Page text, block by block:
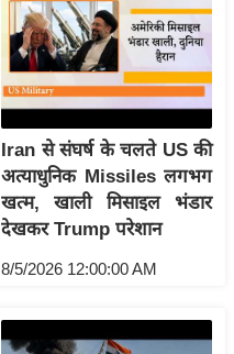
Iran से संघर्ष के चलते US की
अत्याधुनिक Missiles लगभग
खत्म, खाली मिसाइल भंडार
देखकर Trump परेशान
8/5/2026 12:00:00 AM